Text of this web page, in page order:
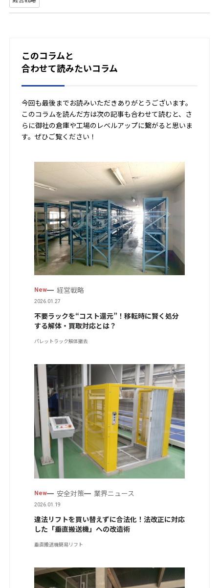
このコラムと
合わせて読みたいコラム
今回も最後までお読みいただきありがとうございます。
このコラムを読んだ方は次の記事も合わせて読むと、さ
らに御社の倉庫や工場のレベルアップに繋がると思いま
す。ぜひご覧ください！
New 経営戦略
2026.01.27
不要ラックを“コスト還元”！移転時に賢く処分
する解体・買取対応とは？
パレットラック解体撤去
New 安全対策 業界ニュース
2026.01.19
違法リフトを買い替えずに合法化！法改正に対応
した「垂直搬送機」への改造術
垂直搬送機簡易リフト